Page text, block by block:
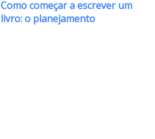
Como começar a escrever um
livro: o planejamento